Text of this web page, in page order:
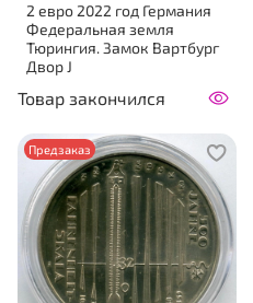
2 евро 2022 год Германия
Федеральная земля
Тюрингия. Замок Вартбург
Двор J
Товар закончился
Предзаказ